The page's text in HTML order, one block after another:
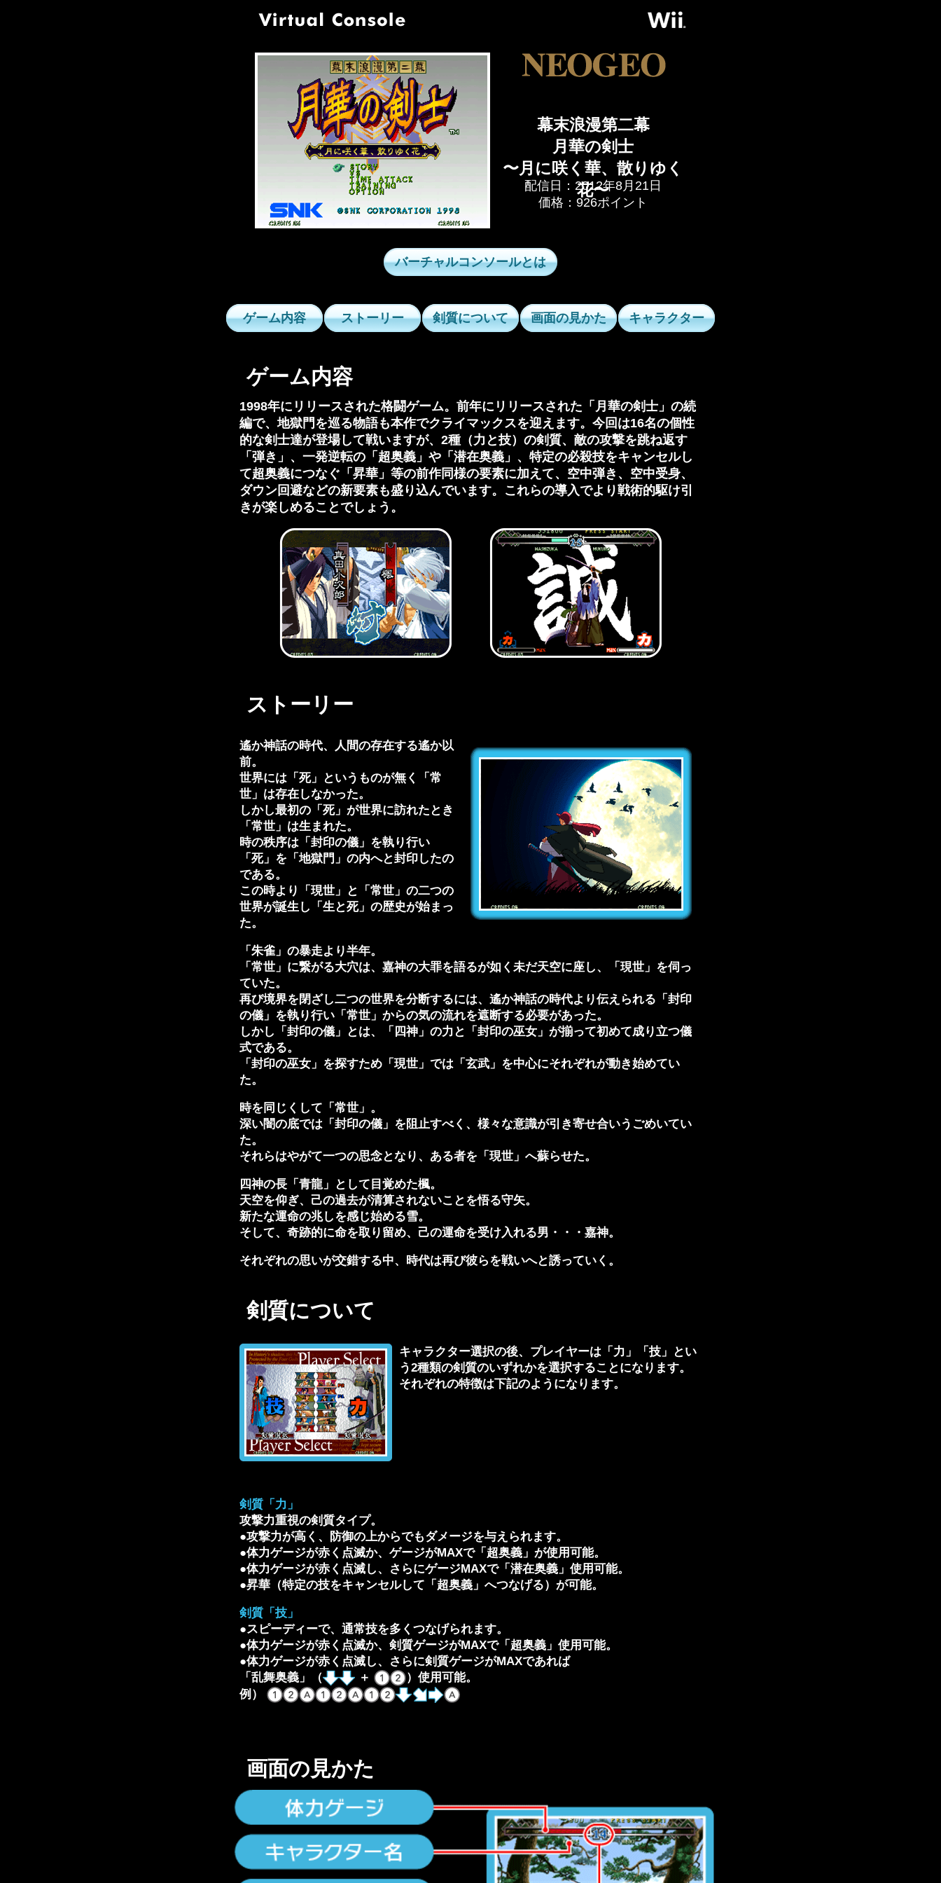
幕末浪漫第二幕
月華の剣士
〜月に咲く華、散りゆく
花〜
配信日：2012年8月21日
価格：926ポイント
バーチャルコンソールとは
ゲーム内容 ストーリー 剣質について 画面の見かた キャラクター
ゲーム内容
1998年にリリースされた格闘ゲーム。前年にリリースされた「月華の剣士」の続
編で、地獄門を巡る物語も本作でクライマックスを迎えます。今回は16名の個性
的な剣士達が登場して戦いますが、2種（力と技）の剣質、敵の攻撃を跳ね返す
「弾き」、一発逆転の「超奥義」や「潜在奥義」、特定の必殺技をキャンセルし
て超奥義につなぐ「昇華」等の前作同様の要素に加えて、空中弾き、空中受身、
ダウン回避などの新要素も盛り込んでいます。これらの導入でより戦術的駆け引
きが楽しめることでしょう。
ストーリー
遙か神話の時代、人間の存在する遙か以
前。
世界には「死」というものが無く「常
世」は存在しなかった。
しかし最初の「死」が世界に訪れたとき
「常世」は生まれた。
時の秩序は「封印の儀」を執り行い
「死」を「地獄門」の内へと封印したの
である。
この時より「現世」と「常世」の二つの
世界が誕生し「生と死」の歴史が始まっ
た。
「朱雀」の暴走より半年。
「常世」に繋がる大穴は、嘉神の大罪を語るが如く未だ天空に座し、「現世」を伺っ
ていた。
再び境界を閉ざし二つの世界を分断するには、遙か神話の時代より伝えられる「封印
の儀」を執り行い「常世」からの気の流れを遮断する必要があった。
しかし「封印の儀」とは、「四神」の力と「封印の巫女」が揃って初めて成り立つ儀
式である。
「封印の巫女」を探すため「現世」では「玄武」を中心にそれぞれが動き始めてい
た。
時を同じくして「常世」。
深い闇の底では「封印の儀」を阻止すべく、様々な意識が引き寄せ合いうごめいてい
た。
それらはやがて一つの思念となり、ある者を「現世」へ蘇らせた。
四神の長「青龍」として目覚めた楓。
天空を仰ぎ、己の過去が清算されないことを悟る守矢。
新たな運命の兆しを感じ始める雪。
そして、奇跡的に命を取り留め、己の運命を受け入れる男・・・嘉神。
それぞれの思いが交錯する中、時代は再び彼らを戦いへと誘っていく。
剣質について
キャラクター選択の後、プレイヤーは「力」「技」とい
う2種類の剣質のいずれかを選択することになります。
それぞれの特徴は下記のようになります。
剣質「力」
攻撃力重視の剣質タイプ。
●攻撃力が高く、防御の上からでもダメージを与えられます。
●体力ゲージが赤く点滅か、ゲージがMAXで「超奥義」が使用可能。
●体力ゲージが赤く点滅し、さらにゲージMAXで「潜在奥義」使用可能。
●昇華（特定の技をキャンセルして「超奥義」へつなげる）が可能。
剣質「技」
●スピーディーで、通常技を多くつなげられます。
●体力ゲージが赤く点滅か、剣質ゲージがMAXで「超奥義」使用可能。
●体力ゲージが赤く点滅し、さらに剣質ゲージがMAXであれば
「乱舞奥義」（
＋
）使用可能。
例）
画面の見かた